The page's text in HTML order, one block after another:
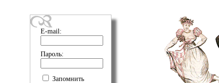
E-mail:
Пароль:
Запомнить